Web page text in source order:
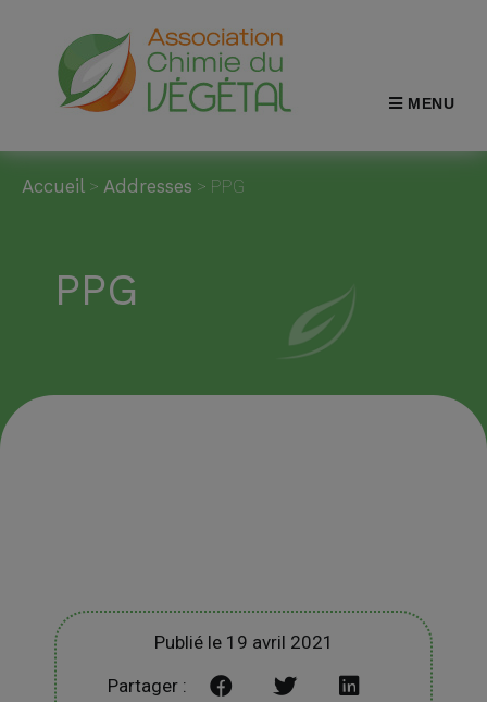
MENU
Accueil > Addresses > PPG
PPG
Publié le 19 avril 2021
Partager :